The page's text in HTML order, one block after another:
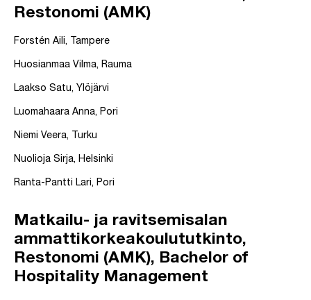
Restonomi (AMK)
Forstén Aili, Tampere
Huosianmaa Vilma, Rauma
Laakso Satu, Ylöjärvi
Luomahaara Anna, Pori
Niemi Veera, Turku
Nuolioja Sirja, Helsinki
Ranta-Pantti Lari, Pori
Matkailu- ja ravitsemisalan
ammattikorkeakoulututkinto,
Restonomi (AMK), Bachelor of
Hospitality Management